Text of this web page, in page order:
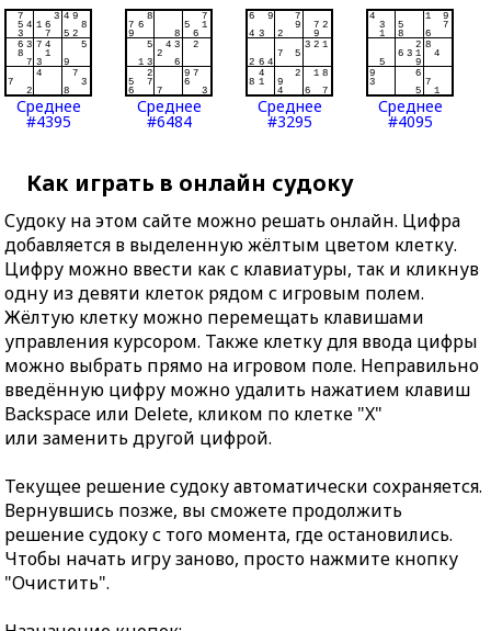
Среднее
#4395
Среднее
#6484
Среднее
#3295
Среднее
#4095
Как играть в онлайн судоку
Судоку на этом сайте можно решать онлайн. Цифра
добавляется в выделенную жёлтым цветом клетку.
Цифру можно ввести как с клавиатуры, так и кликнув
одну из девяти клеток рядом с игровым полем.
Жёлтую клетку можно перемещать клавишами
управления курсором. Также клетку для ввода цифры
можно выбрать прямо на игровом поле. Неправильно
введённую цифру можно удалить нажатием клавиш
Backspace или Delete, кликом по клетке "X"
или заменить другой цифрой.
Текущее решение судоку автоматически сохраняется.
Вернувшись позже, вы сможете продолжить
решение судоку с того момента, где остановились.
Чтобы начать игру заново, просто нажмите кнопку
"Очистить".